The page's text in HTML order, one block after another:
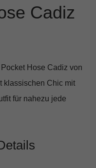
Cadiz
Pocket Hose Cadiz von
klassischen Chic mit
für nahezu jede